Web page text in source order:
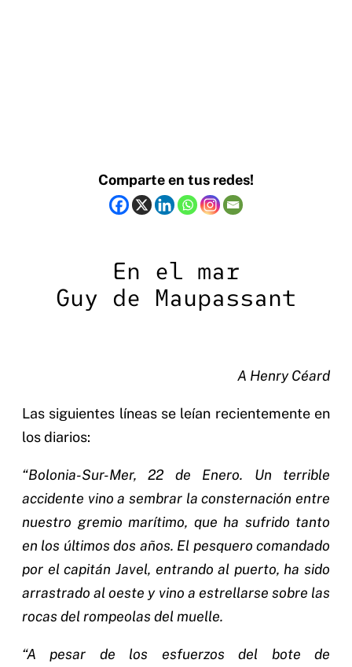
Comparte en tus redes!
En el mar
Guy de Maupassant
A Henry Céard
Las siguientes líneas se leían recientemente en
los diarios:
“Bolonia-Sur-Mer, 22 de Enero. Un terrible
accidente vino a sembrar la consternación entre
nuestro gremio marítimo, que ha sufrido tanto
en los últimos dos años. El pesquero comandado
por el capitán Javel, entrando al puerto, ha sido
arrastrado al oeste y vino a estrellarse sobre las
rocas del rompeolas del muelle.
“A pesar de los esfuerzos del bote de